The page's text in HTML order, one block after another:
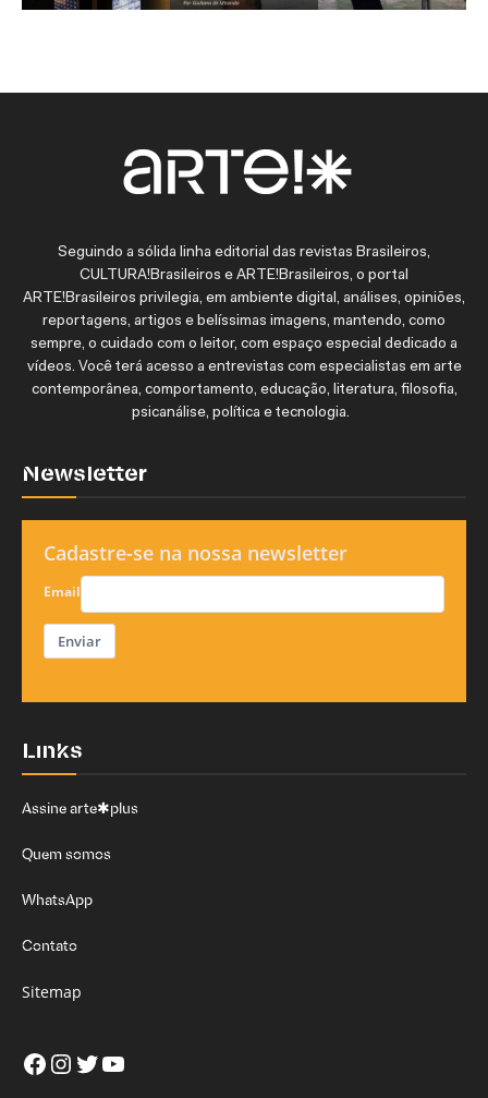
Seguindo a sólida linha editorial das revistas Brasileiros,
CULTURA!Brasileiros e ARTE!Brasileiros, o portal
ARTE!Brasileiros privilegia, em ambiente digital, análises, opiniões,
reportagens, artigos e belíssimas imagens, mantendo, como
sempre, o cuidado com o leitor, com espaço especial dedicado a
vídeos. Você terá acesso a entrevistas com especialistas em arte
contemporânea, comportamento, educação, literatura, filosofia,
psicanálise, política e tecnologia.
Newsletter
Cadastre-se na nossa newsletter
Email
Enviar
Links
Assine arte✱plus
Quem somos
WhatsApp
Contato
Sitemap
Facebook
Instagram
Twitter
Youtube